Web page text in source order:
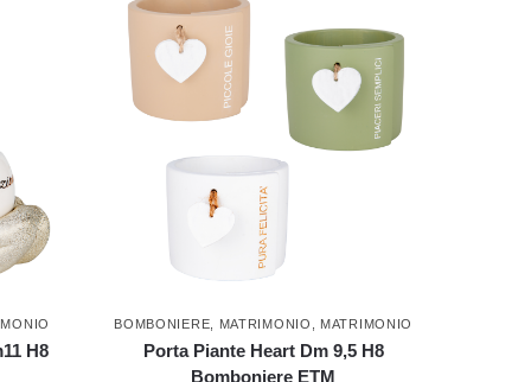
H8
BOMBONIERE MATRIMONIO MATRIMONIO
Porta Piante Heart Dm 9,5 H8
Bomboniere ETM